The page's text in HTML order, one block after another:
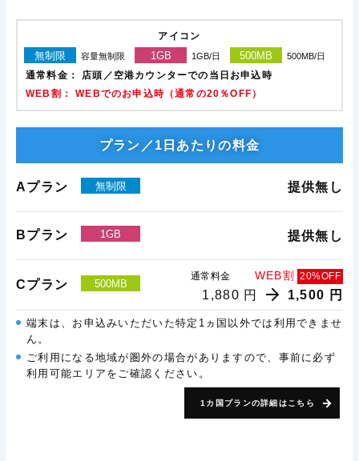
アイコン
無制限 容量無制限 1GB 1GB/日 500MB 500MB/日
通常料金：
店頭／空港カウンターでの当日お申込時
WEB割： WEBでのお申込時（通常の20％OFF）
プラン／1日あたりの料金
Aプラン 無制限 提供無し
Bプラン 1GB 提供無し
Cプラン 500MB
通常料金 WEB割 20%OFF
1,880 円 1,500 円
端末は、お申込みいただいた特定1ヵ国以外では利用できませ
ん。
ご利用になる地域が圏外の場合がありますので、事前に必ず
利用可能エリアをご確認ください。
1カ国プランの詳細はこちら